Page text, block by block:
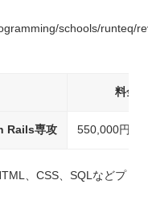
schools/runteq/
料金
Rails専攻 550,000円（
、CSS、SQLなどプ